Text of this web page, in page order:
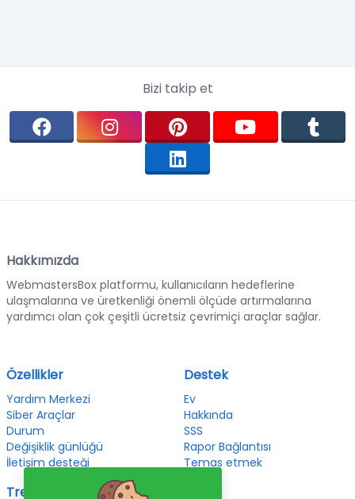
Bizi takip et
Hakkımızda
WebmastersBox platformu, kullanıcıların hedeflerine
ulaşmalarına ve üretkenliği önemli ölçüde artırmalarına
yardımcı olan çok çeşitli ücretsiz çevrimiçi araçlar sağlar.
Özellikler
Yardım Merkezi
Siber Araçlar
Durum
Değişiklik günlüğü
İletişim desteği
Destek
Ev
Hakkında
SSS
Rapor Bağlantısı
Temas etmek
Trend olan